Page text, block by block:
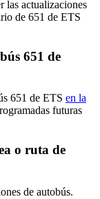
las actualizaciones
de 651 de ETS
651 de
651 de ETS en la
futuras
o ruta de
de autobús.